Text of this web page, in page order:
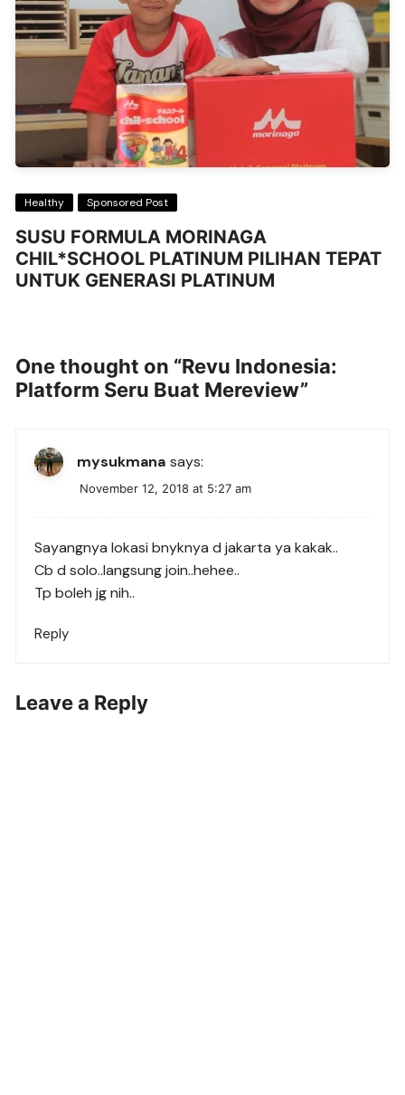
Healthy Sponsored Post
SUSU FORMULA MORINAGA
CHIL*SCHOOL PLATINUM PILIHAN TEPAT
UNTUK GENERASI PLATINUM
One thought on “Revu Indonesia:
Platform Seru Buat Mereview”
mysukmana says:
November 12, 2018 at 5:27 am
Sayangnya lokasi bnyknya d jakarta ya kakak..
Cb d solo..langsung join..hehee..
Tp boleh jg nih..
Reply
Leave a Reply